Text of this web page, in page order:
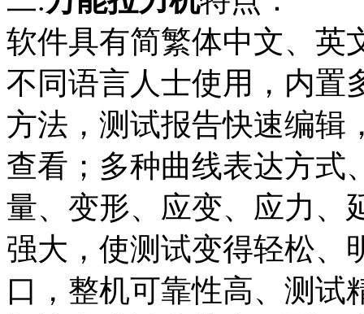
软件具有简繁体中文、英
不同语言人士使用，内置
方法，测试报告快速编辑
查看；多种曲线表达方式
量、变形、应变、应力、
强大，使测试变得轻松、
口，整机可靠性高、测试